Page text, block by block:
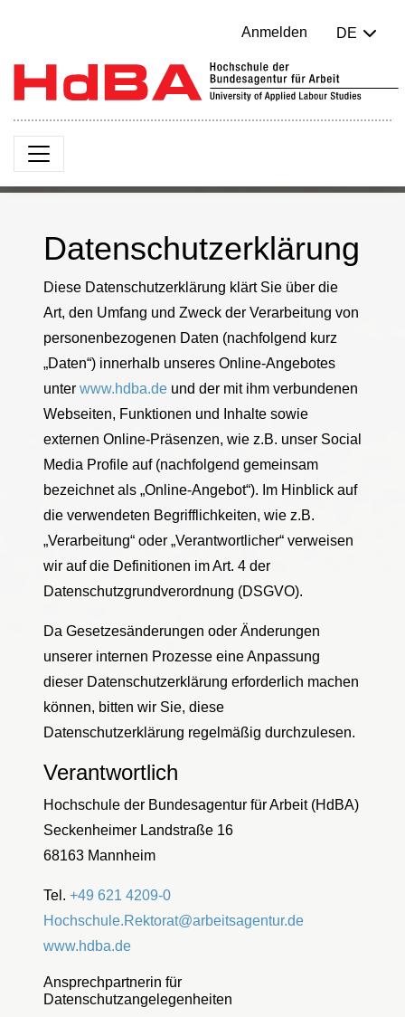
Anmelden DE
Datenschutzerklärung
Diese Datenschutzerklärung klärt Sie über die
Art, den Umfang und Zweck der Verarbeitung von
personenbezogenen Daten (nachfolgend kurz
„Daten“) innerhalb unseres Online-Angebotes
unter www.hdba.de und der mit ihm verbundenen
Webseiten, Funktionen und Inhalte sowie
externen Online-Präsenzen, wie z.B. unser Social
Media Profile auf (nachfolgend gemeinsam
bezeichnet als „Online-Angebot“). Im Hinblick auf
die verwendeten Begrifflichkeiten, wie z.B.
„Verarbeitung“ oder „Verantwortlicher“ verweisen
wir auf die Definitionen im Art. 4 der
Datenschutzgrundverordnung (DSGVO).
Da Gesetzesänderungen oder Änderungen
unserer internen Prozesse eine Anpassung
dieser Datenschutzerklärung erforderlich machen
können, bitten wir Sie, diese
Datenschutzerklärung regelmäßig durchzulesen.
Verantwortlich
Hochschule der Bundesagentur für Arbeit (HdBA)
Seckenheimer Landstraße 16
68163 Mannheim
Tel. +49 621 4209-0
Hochschule.Rektorat@arbeitsagentur.de
www.hdba.de
Ansprechpartnerin für
Datenschutzangelegenheiten